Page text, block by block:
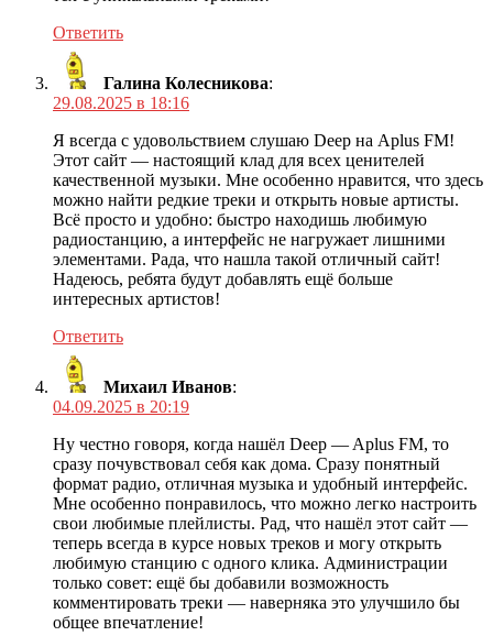
Ответить
Галина Колесникова:
29.08.2025 в 18:16
Я всегда с удовольствием слушаю Deep на Aplus FM!
Этот сайт — настоящий клад для всех ценителей
качественной музыки. Мне особенно нравится, что здесь
можно найти редкие треки и открыть новые артисты.
Всё просто и удобно: быстро находишь любимую
радиостанцию, а интерфейс не нагружает лишними
элементами. Рада, что нашла такой отличный сайт!
Надеюсь, ребята будут добавлять ещё больше
интересных артистов!
Ответить
Михаил Иванов:
04.09.2025 в 20:19
Ну честно говоря, когда нашёл Deep — Aplus FM, то
сразу почувствовал себя как дома. Сразу понятный
формат радио, отличная музыка и удобный интерфейс.
Мне особенно понравилось, что можно легко настроить
свои любимые плейлисты. Рад, что нашёл этот сайт —
теперь всегда в курсе новых треков и могу открыть
любимую станцию с одного клика. Администрации
только совет: ещё бы добавили возможность
комментировать треки — наверняка это улучшило бы
общее впечатление!